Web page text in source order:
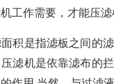
工作需要，才能压滤
积是指滤板之间的
滤机是依靠滤布的